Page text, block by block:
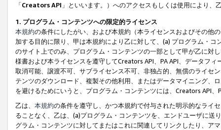
「Creators API 」といいます。）へのアクセスもしくは使用により
1. プログラム・コンテンツへの限定的ライセンス
本規約の条件にしたがい、および本規約（本ライセンスおよびその他
加する目的に限り、甲は本規約により乙に対して、(a) プログラム・
のサイト上でのみ、プログラム・コンテンツの一部として甲が乙に対
様書および本ライセンスを遵守してCreators API、PA API、データフ
取消可能、譲渡不可、サブライセンス不可、非独占的、無償のライセ
テンツのダウンロード、複製その他利用、またはデータマイニング、
を避けるためにいうと、プログラム・コンテンツには、Creators API
乙は、 本規約の条件を遵守し、かつ本規約で付与された明示的なライ
ることなく、乙は、(a)プログラム・コンテンツを、エンドユーザに
グラム・コンテンツに対してまたはこれに関連してリンクしたり、ア